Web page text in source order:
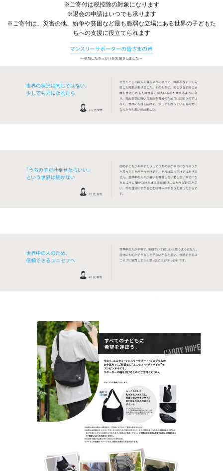
※ご寄付は税控除の対象になります
※退会の申請はいつでも承ります
※ご寄付は、災害の他、紛争や貧困など最も脆弱な立場にある世界の子どもた
ちへの支援に役立てられます